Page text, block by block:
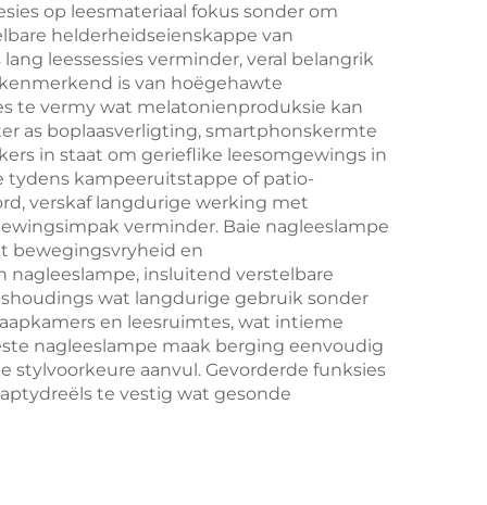
1800Mah Herlaaibare
Battery
op leesmateriaal fokus sonder om
helderheidseienskappe van
leessessies verminder, veral belangrik
is van hoëgehawte
te vermy wat melatonienproduksie kan
as boplaasverligting, smartphonskermte
in staat om gerieflike leesomgewings in
tydens kampeeruitstappe of patio-
verskaf langdurige werking met
verminder. Baie nagleeslampe
bewegingsvryheid en
insluitend verstelbare
wat langdurige gebruik sonder
en leesruimtes, wat intieme
nagleeslampe maak berging eenvoudig
aanvul. Gevorderde funksies
te vestig wat gesonde